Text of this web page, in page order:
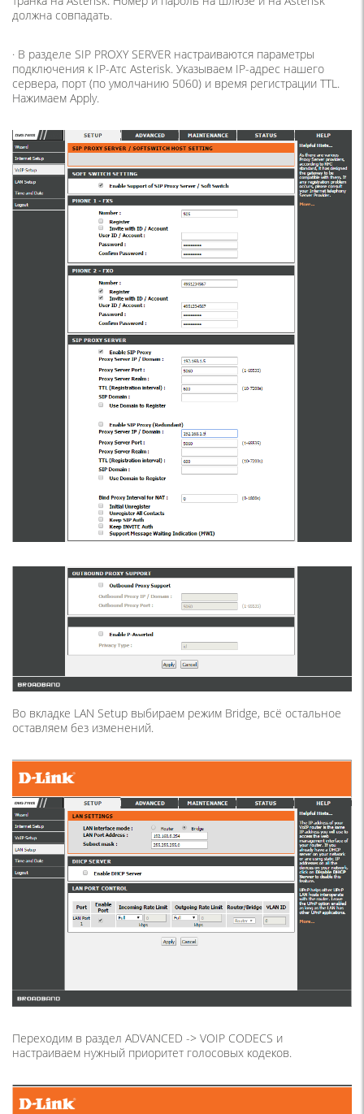
должна совпадать.
· В разделе SIP PROXY SERVER настраиваются параметры
подключения к IP-Атс Asterisk. Указываем IP-адрес нашего
сервера, порт (по умолчанию 5060) и время регистрации TTL.
Нажимаем Apply.
Во вкладке LAN Setup выбираем режим Bridge, всё остальное
оставляем без изменений.
Переходим в раздел ADVANCED -> VOIP CODECS и
настраиваем нужный приоритет голосовых кодеков.